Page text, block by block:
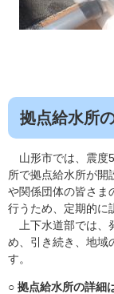
拠点給水所
山形市では、震度
所で拠点給水所が開
や関係団体の皆さま
行うため、定期的に
上下水道部では、
め、引き続き、地域
す。
○ 拠点給水所の詳細